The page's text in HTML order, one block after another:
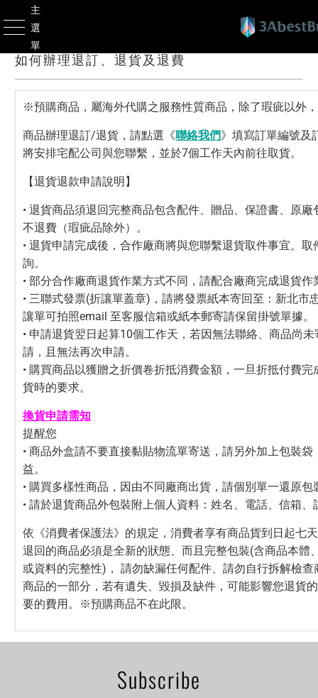
主
選
單
如何辦理退訂、退貨及退費
※預購商品，屬海外代購之服務性質商品，除了瑕疵以外
商品辦理退訂/退貨，請點選《聯絡我們》填寫訂單編號及
將安排宅配公司與您聯繫，並於7個工作天內前往取貨。
【退貨退款申請說明】
• 退貨商品須退回完整商品包含配件、贈品、保證書、原
不退費（瑕疵品除外）。
• 退貨申請完成後，合作廠商將與您聯繫退貨取件事宜。
詢。
• 部分合作廠商退貨作業方式不同，請配合廠商完成退貨
• 三聯式發票(折讓單蓋章)，請將發票紙本寄回至：新北市
讓單可拍照email 至客服信箱或紙本郵寄請保留掛號單據。
• 申請退貨翌日起算10個工作天，若因無法聯絡、商品尚
請，且無法再次申請。
• 購買商品以獲贈之折價卷折抵消費金額，一旦折抵付費
貨時的要求。
換貨申請需知
提醒您
• 商品外盒請不要直接黏貼物流單寄送，請另外加上包裝
益。
• 購買多樣性商品，因由不同廠商出貨，請個別單一還原包
• 請於退貨商品外包裝附上個人資料：姓名、電話、信箱
依《消費者保護法》的規定，消費者享有商品貨到日起七
退回的商品必須是全新的狀態、而且完整包裝(含商品本
或資料的完整性)， 請勿缺漏任何配件、請勿自行拆解檢
商品的一部分，若有遺失、毀損及缺件，可能影響您退貨
要的費用。 ※預購商品不在此限。
Subscribe